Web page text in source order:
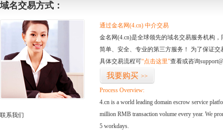
域名交易方式：
联系我们
通过金名网(4.cn) 中介交易
金名网(4.cn)是全球领先的域名交易服务机构
简单、安全、专业的第三方服务！ 为了保证
具体交易流程可“点击这里”查看或咨询
我要购买 >>
Process Overview:
4.cn is a world leading domain escrow service
million RMB transaction volume every year. We
5 workdays.